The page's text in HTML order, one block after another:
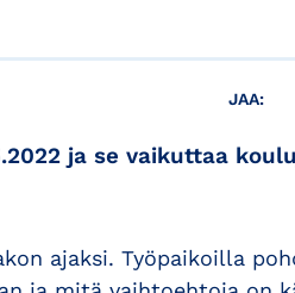
JAA:
ja se vaikuttaa
ajaksi. Työpaikoilla